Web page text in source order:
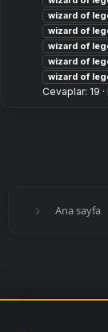
wizard of
wizard of
wizard of
wizard of
wizard of
Cevaplar: 19
Ana sayfa